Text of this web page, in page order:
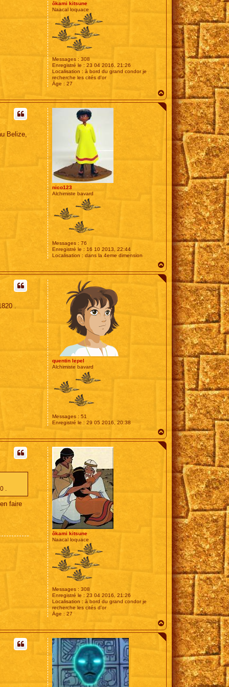
ôkami kitsune
Naacal loquace
Messages : 308
Enregistré le : 23 04 2016, 21:26
Localisation : à bord du grand condor je
recherche les cités d'or
Âge : 27
a
u
nico123
Alchimiste bavard
Messages : 76
Enregistré le : 16 10 2013, 22:44
Localisation : dans la 4eme dimension
Belize,
a
u
quentin lepel
Alchimiste bavard
Messages : 51
Enregistré le : 29 05 2016, 20:38
.
a
u
ôkami kitsune
Naacal loquace
Messages : 308
Enregistré le : 23 04 2016, 21:26
Localisation : à bord du grand condor je
recherche les cités d'or
Âge : 27
.
faire
a
u